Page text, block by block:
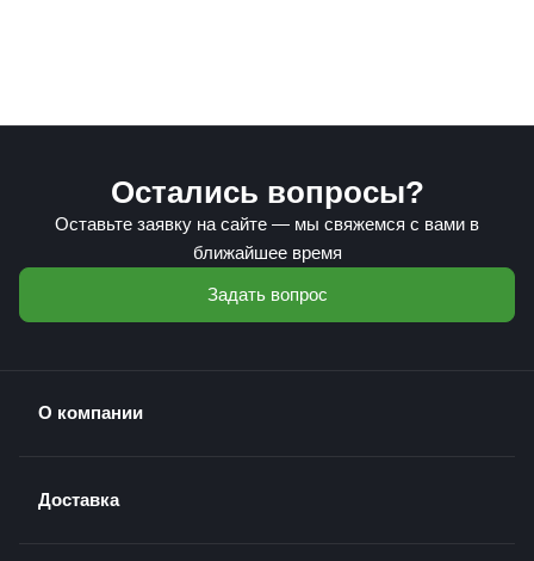
Остались вопросы?
Оставьте заявку на сайте — мы свяжемся с вами в
ближайшее время
Задать вопрос
О компании
Доставка